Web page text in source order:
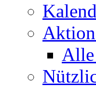
Alle